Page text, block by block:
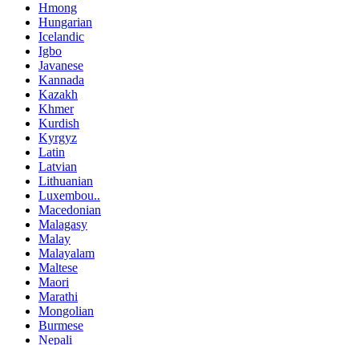
Hmong
Hungarian
Icelandic
Igbo
Javanese
Kannada
Kazakh
Khmer
Kurdish
Kyrgyz
Latin
Latvian
Lithuanian
Luxembou..
Macedonian
Malagasy
Malay
Malayalam
Maltese
Maori
Marathi
Mongolian
Burmese
Nepali